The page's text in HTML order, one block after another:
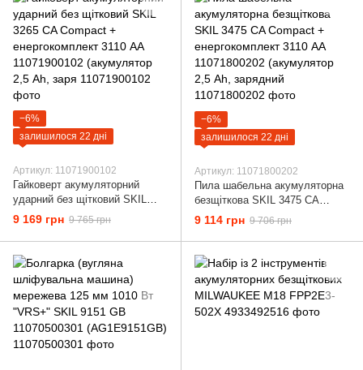
−6%
залишилося 22 дні
Артикул: 11071900102
Гайковерт акумуляторний
ударний без щітковий SKIL
3265 CA Compact +
енергокомплект 3110 АА
11071900102 (акумулятор 2,5
Ah, заря
9 169 грн 9 765 грн
−6%
залишилося 22 дні
Артикул: 11071800202
Пила шабельна акумуляторна
безщіткова SKIL 3475 CA
Compact + енергокомплект
3110 АА 11071800202
(акумулятор 2,5 Ah, зарядний
9 114 грн 9 706 грн